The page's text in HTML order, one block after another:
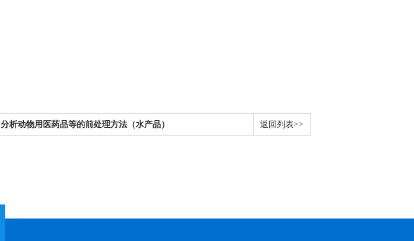
分析动物用医药品等的前处理方法（水产品） 返回列表>>